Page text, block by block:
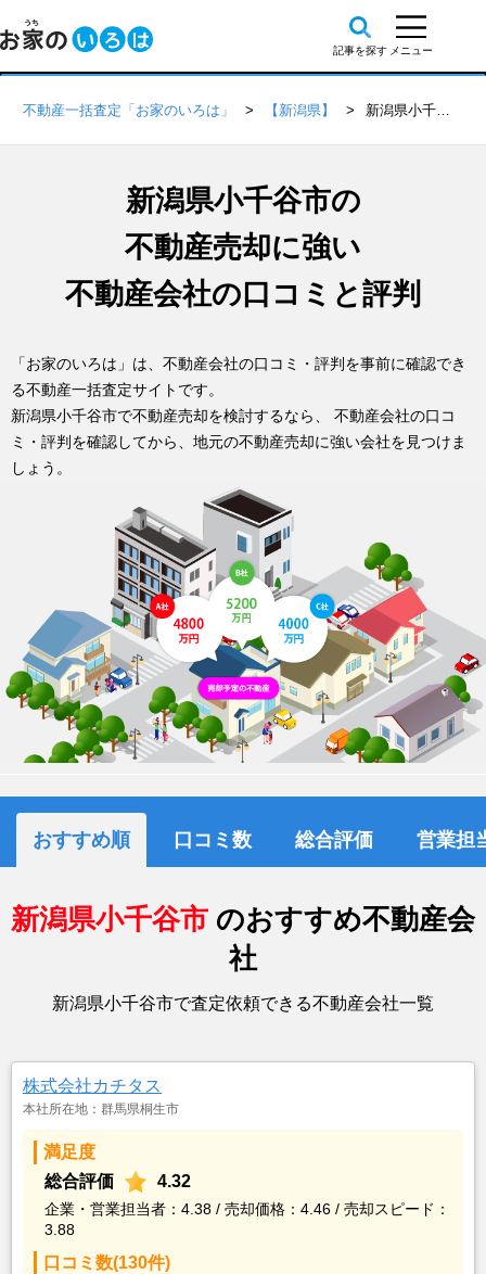
不動産一括査定「お家のいろは」 【新潟県】 新潟県小千谷市の不動産会社 口コミ・評判一覧
新潟県小千谷市の
不動産売却に強い
不動産会社の口コミと評判
「お家のいろは」は、不動産会社の口コミ・評判を事前に確認でき
る不動産一括査定サイトです。
新潟県小千谷市で不動産売却を検討するなら、 不動産会社の口コ
ミ・評判を確認してから、地元の不動産売却に強い会社を見つけま
しょう。
おすすめ順 口コミ数 総合評価 営業担
新潟県小千谷市 のおすすめ不動産会
社
新潟県小千谷市で査定依頼できる不動産会社一覧
株式会社カチタス
本社所在地：群馬県桐生市
満足度
総合評価
4.32
企業・営業担当者：4.38 / 売却価格：4.46 / 売却スピード：
3.88
口コミ数(130件)